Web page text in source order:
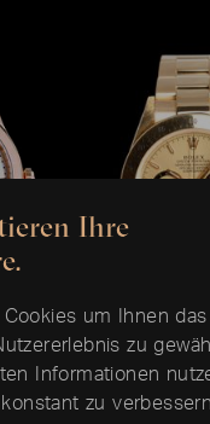
39
EUR
Ihre
um Ihnen das
zu
Informationen
zu